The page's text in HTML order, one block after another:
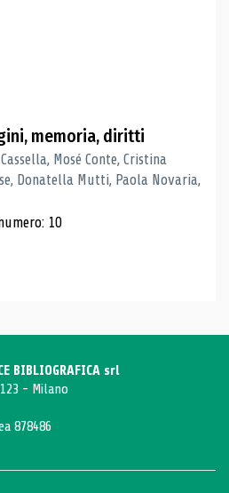
memoria, diritti
Mosé Conte, Cristina
Donatella Mutti, Paola Novaria,
10
BIBLIOGRAFICA srl
- Milano
878486